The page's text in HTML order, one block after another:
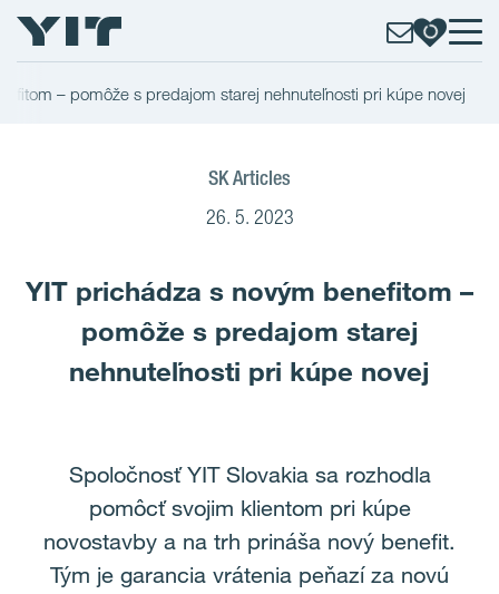
– pomôže s predajom starej nehnuteľnosti pri kúpe novej
SK Articles
26. 5. 2023
YIT prichádza s novým benefitom –
pomôže s predajom starej
nehnuteľnosti pri kúpe novej
Spoločnosť YIT Slovakia sa rozhodla
pomôcť svojim klientom pri kúpe
novostavby a na trh prináša nový benefit.
Tým je garancia vrátenia peňazí za novú